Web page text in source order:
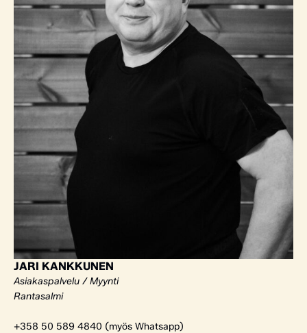
JARI KANKKUNEN
Asiakaspalvelu / Myynti
Rantasalmi
+358 50 589 4840 (myös Whatsapp)